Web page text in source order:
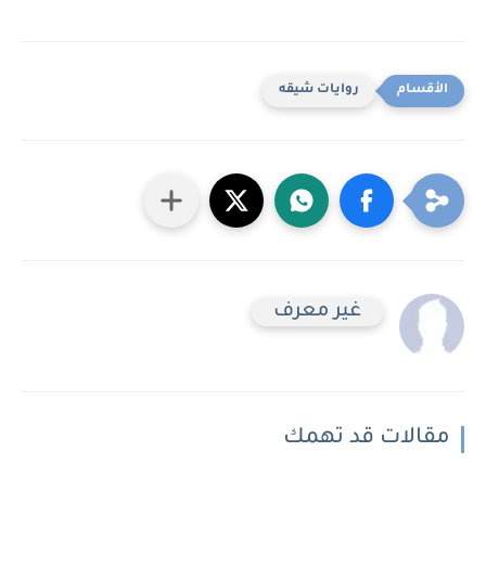
روايات شيقه
غير معرف
مقالات قد تهمك